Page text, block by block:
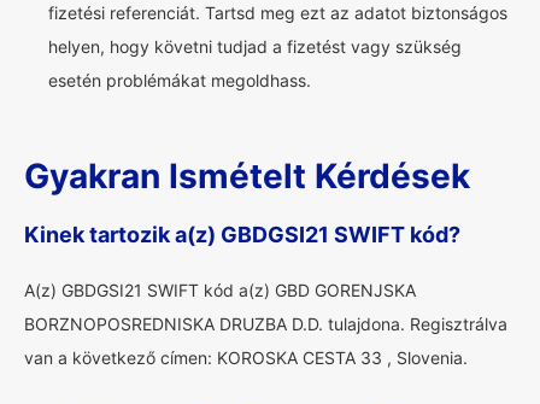
fizetési referenciát. Tartsd meg ezt az adatot biztonságos
helyen, hogy követni tudjad a fizetést vagy szükség
esetén problémákat megoldhass.
Gyakran Ismételt Kérdések
Kinek tartozik a(z) GBDGSI21 SWIFT kód?
A(z) GBDGSI21 SWIFT kód a(z) GBD GORENJSKA
BORZNOPOSREDNISKA DRUZBA D.D. tulajdona. Regisztrálva
van a következő címen: KOROSKA CESTA 33 , Slovenia.